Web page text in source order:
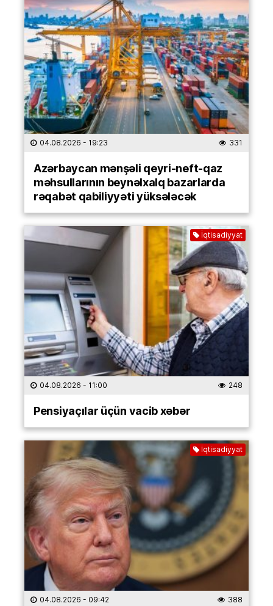
04.08.2026 - 19:23 331
Azərbaycan mənşəli qeyri-neft-qaz
məhsullarının beynəlxalq bazarlarda
rəqabət qabiliyyəti yüksələcək
İqtisadiyyat
04.08.2026 - 11:00 248
Pensiyaçılar üçün vacib xəbər
İqtisadiyyat
04.08.2026 - 09:42 388